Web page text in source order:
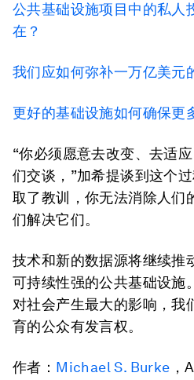
公共基础设施项目中的私人
在？
我们应如何弥补一万亿美元
更好的基础设施如何确保更
“你必须愿意去改变、去适
们交谈，”加希提谈到这个
取了教训，你无法消除人们
们解决它们。
技术和新的数据源将继续推
可持续性强的公共基础设施
对社会产生最大的影响，我
育的公众有发言权。
作者： Michael S. Burke ，